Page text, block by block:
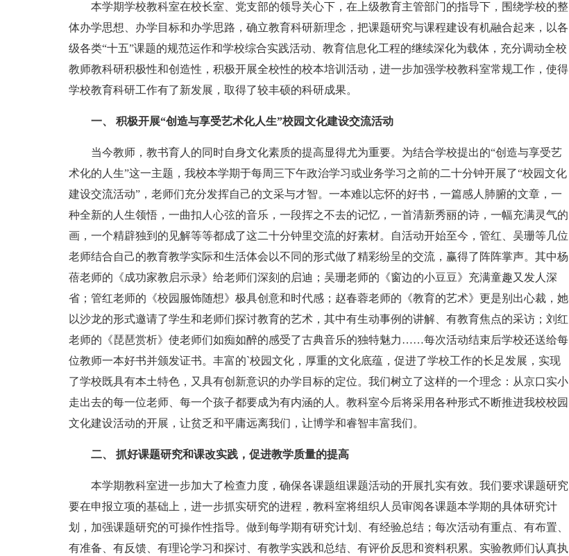
本学期学校教科室在校长室、党支部的领导关心下，在上级教育主管部门的指导下，围绕学校的整
体办学思想、办学目标和办学思路，确立教育科研新理念，把课题研究与课程建设有机融合起来，以各
级各类“十五”课题的规范运作和学校综合实践活动、教育信息化工程的继续深化为载体，充分调动全校
教师教科研积极性和创造性，积极开展全校性的校本培训活动，进一步加强学校教科室常规工作，使得
学校教育科研工作有了新发展，取得了较丰硕的科研成果。
一、 积极开展“创造与享受艺术化人生”校园文化建设交流活动
当今教师，教书育人的同时自身文化素质的提高显得尤为重要。为结合学校提出的“创造与享受艺
术化的人生”这一主题，我校本学期于每周三下午政治学习或业务学习之前的二十分钟开展了“校园文化
建设交流活动”，老师们充分发挥自己的文采与才智。一本难以忘怀的好书，一篇感人肺腑的文章，一
种全新的人生领悟，一曲扣人心弦的音乐，一段挥之不去的记忆，一首清新秀丽的诗，一幅充满灵气的
画，一个精辟独到的见解等等都成了这二十分钟里交流的好素材。自活动开始至今，管红、吴珊等几位
老师结合自己的教育教学实际和生活体会以不同的形式做了精彩纷呈的交流，赢得了阵阵掌声。其中杨
蓓老师的《成功家教启示录》给老师们深刻的启迪；吴珊老师的《窗边的小豆豆》充满童趣又发人深
省；管红老师的《校园服饰随想》极具创意和时代感；赵春蓉老师的《教育的艺术》更是别出心裁，她
以沙龙的形式邀请了学生和老师们探讨教育的艺术，其中有生动事例的讲解、有教育焦点的采访；刘红
老师的《琵琶赏析》使老师们如痴如醉的感受了古典音乐的独特魅力……每次活动结束后学校还送给每
位教师一本好书并颁发证书。丰富的`校园文化，厚重的文化底蕴，促进了学校工作的长足发展，实现
了学校既具有本土特色，又具有创新意识的办学目标的定位。我们树立了这样的一个理念：从京口实小
走出去的每一位老师、每一个孩子都要成为有内涵的人。教科室今后将采用各种形式不断推进我校校园
文化建设活动的开展，让贫乏和平庸远离我们，让博学和睿智丰富我们。
二、 抓好课题研究和课改实践，促进教学质量的提高
本学期教科室进一步加大了检查力度，确保各课题组课题活动的开展扎实有效。我们要求课题研究
要在申报立项的基础上，进一步抓实研究的进程，教科室将组织人员审阅各课题本学期的具体研究计
划，加强课题研究的可操作性指导。做到每学期有研究计划、有经验总结；每次活动有重点、有布置、
有准备、有反馈、有理论学习和探讨、有教学实践和总结、有评价反思和资料积累。实验教师们认真执